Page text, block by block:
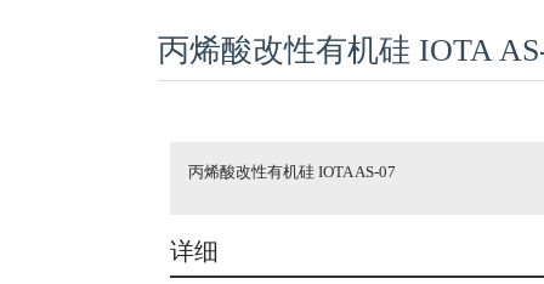
丙烯酸改性有机硅 IOTA
丙烯酸改性有机硅 IOTA AS-07
详细